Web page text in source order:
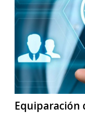
Equiparación